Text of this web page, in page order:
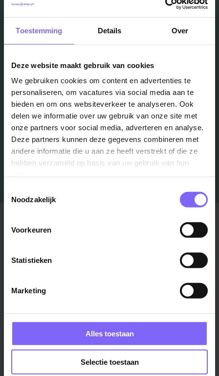
Toestemming Details Over
Deze website maakt gebruik van cookies
We gebruiken cookies om content en advertenties te
personaliseren, om vacatures via social media aan te
bieden en om ons websiteverkeer te analyseren. Ook
delen we informatie over uw gebruik van onze site met
onze partners voor social media, adverteren en analyse.
Deze partners kunnen deze gegevens combineren met
andere informatie die u aan ze heeft verstrekt of die ze
hebben verzameld op basis van uw gebruik van hun
Noodzakelijk
Voorkeuren
Statistieken
Marketing
Alles toestaan
Selectie toestaan
Vacatures
in je mailbox?
Schrijf je in en we houden je op de hoogte
Job Alert instellen
Weert ›
Techniek & Productie ›
Functie